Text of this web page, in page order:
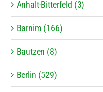
Anhalt-Bitterfeld (3)
Barnim (166)
Bautzen (8)
Berlin (529)